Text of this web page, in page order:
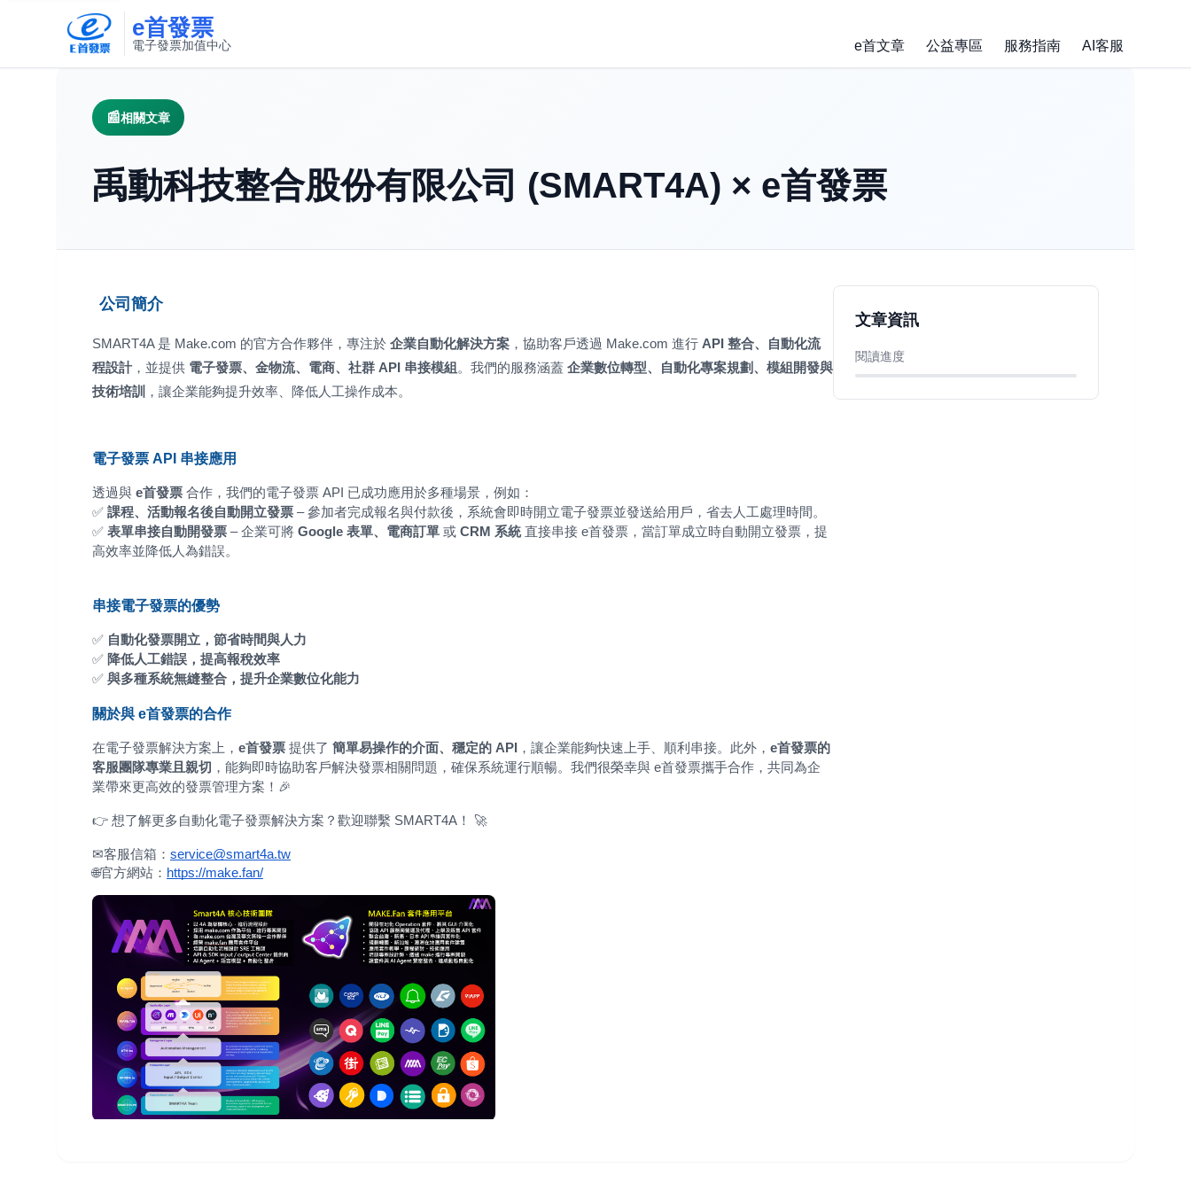
e首發票
電子發票加值中心 e首文章 公益專區 服務指南 AI客服
相關文章
禹動科技整合股份有限公司 (SMART4A) × e首發票
公司簡介
SMART4A 是 Make.com 的官方合作夥伴，專注於 企業自動化解決方案 ，協助客戶透過 Make.com 進行 API 整合、自動化流
程設計 ，並提供 電子發票、金物流、電商、社群 API 串接模組 。我們的服務涵蓋 企業數位轉型、自動化專案規劃、模組開發與
技術培訓
，讓企業能夠提升效率、降低人工操作成本。
電子發票 API 串接應用
透過與 e首發票 合作，我們的電子發票 API 已成功應用於多種場景，例如：
✅ 課程、活動報名後自動開立發票 – 參加者完成報名與付款後，系統會即時開立電子發票並發送給用戶，省去人工處理時間。
✅ 表單串接自動開發票 – 企業可將 Google 表單、電商訂單 或 CRM 系統直接串接 e首發票，當訂單成立時自動開立發票，提
高效率並降低人為錯誤。
串接電子發票的優勢
✅ 自動化發票開立，節省時間與人力
✅ 降低人工錯誤，提高報稅效率
✅ 與多種系統無縫整合，提升企業數位化能力
關於與 e首發票的合作
在電子發票解決方案上， e首發票 提供了 簡單易操作的介面、穩定的 API ，讓企業能夠快速上手、順利串接。此外， e首發票的
客服團隊專業且親切 ，能夠即時協助客戶解決發票相關問題，確保系統運行順暢。我們很榮幸與 e首發票攜手合作，共同為企
業帶來更高效的發票管理方案！🎉
👉 想了解更多自動化電子發票解決方案？歡迎聯繫 SMART4A！ 🚀
✉客服信箱： service@smart4a.tw
🌐官方網站： https://make.fan/
文章資訊
閱讀進度